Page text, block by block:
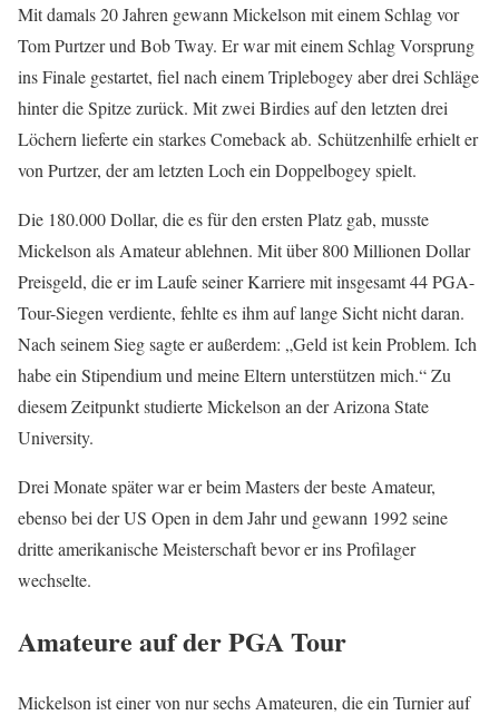
Mit damals 20 Jahren gewann Mickelson mit einem Schlag vor
Tom Purtzer und Bob Tway. Er war mit einem Schlag Vorsprung
ins Finale gestartet, fiel nach einem Triplebogey aber drei Schläge
hinter die Spitze zurück. Mit zwei Birdies auf den letzten drei
Löchern lieferte ein starkes Comeback ab. Schützenhilfe erhielt er
von Purtzer, der am letzten Loch ein Doppelbogey spielt.
Die 180.000 Dollar, die es für den ersten Platz gab, musste
Mickelson als Amateur ablehnen. Mit über 800 Millionen Dollar
Preisgeld, die er im Laufe seiner Karriere mit insgesamt 44 PGA-
Tour-Siegen verdiente, fehlte es ihm auf lange Sicht nicht daran.
Nach seinem Sieg sagte er außerdem: „Geld ist kein Problem. Ich
habe ein Stipendium und meine Eltern unterstützen mich.“ Zu
diesem Zeitpunkt studierte Mickelson an der Arizona State
University.
Drei Monate später war er beim Masters der beste Amateur,
ebenso bei der US Open in dem Jahr und gewann 1992 seine
dritte amerikanische Meisterschaft bevor er ins Profilager
wechselte.
Amateure auf der PGA Tour
Mickelson ist einer von nur sechs Amateuren, die ein Turnier auf